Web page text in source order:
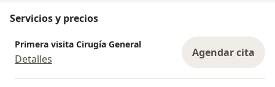
Servicios y precios
Primera visita Cirugía General
Detalles Agendar cita